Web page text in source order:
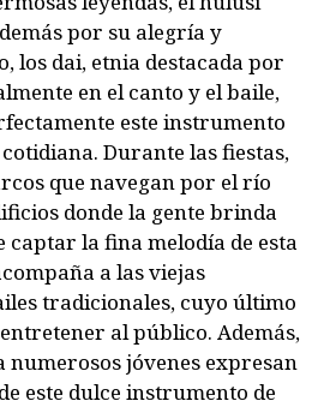
por su alegría y
los dai, etnia destacada por
en el canto y el baile,
este instrumento
Durante las fiestas,
que navegan por el río
donde la gente brinda
captar la fina melodía de esta
a las viejas
tradicionales, cuyo último
al público. Además,
numerosos jóvenes expresan
este dulce instrumento de